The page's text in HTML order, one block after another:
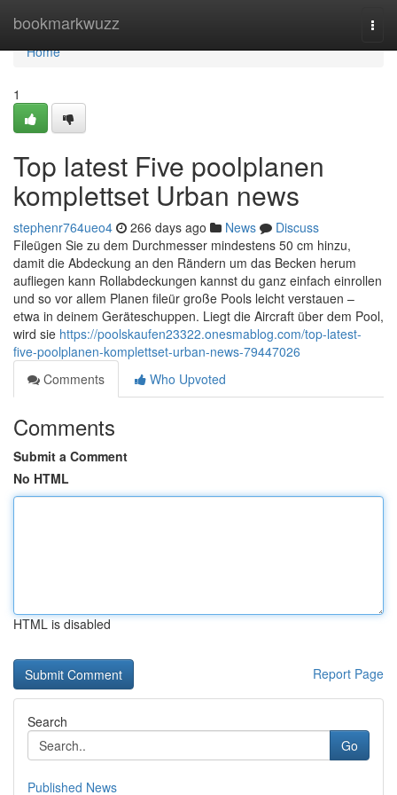
bookmarkwuzz
Home
Home
1
Top latest Five poolplanen
komplettset Urban news
stephenr764ueo4 266 days ago News
Discuss
Fileügen Sie zu dem Durchmesser mindestens 50 cm hinzu,
damit die Abdeckung an den Rändern um das Becken herum
aufliegen kann Rollabdeckungen kannst du ganz einfach einrollen
und so vor allem Planen fileür große Pools leicht verstauen –
etwa in deinem Geräteschuppen. Liegt die Aircraft über dem Pool,
wird sie https://poolskaufen23322.onesmablog.com/top-latest-
five-poolplanen-komplettset-urban-news-79447026
Comments
Who Upvoted
Comments
Submit a Comment
No HTML
HTML is disabled
Report Page
Search
Go
Published News